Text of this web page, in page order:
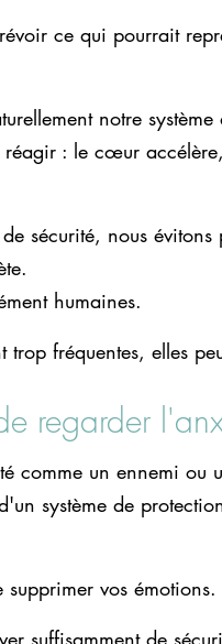
ce qui pourrait
notre
: le cœur
sécurité, nous
humaines.
trop fréquentes, elles
regarder
comme un ennemi ou
système de
vos émotions.
suffisamment de